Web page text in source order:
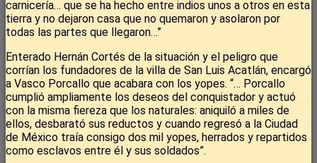
carnicería… que se ha hecho entre indios unos a otros en esta
tierra y no dejaron casa que no quemaron y asolaron por
todas las partes que llegaron…”
Enterado Hernán Cortés de la situación y el peligro que
corrían los fundadores de la villa de San Luis Acatlán, encargó
a Vasco Porcallo que acabara con los yopes. “… Porcallo
cumplió ampliamente los deseos del conquistador y actuó
con la misma fiereza que los naturales: aniquiló a miles de
ellos, desbarató sus reductos y cuando regresó a la Ciudad
de México traía consigo dos mil yopes, herrados y repartidos
como esclavos entre él y sus soldados”.